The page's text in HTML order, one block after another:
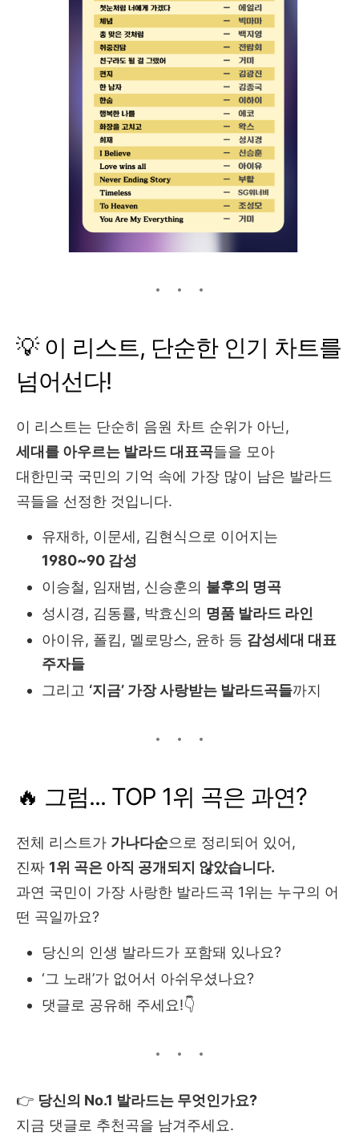
💡 이 리스트, 단순한 인기 차트를
넘어선다!
이 리스트는 단순히 음원 차트 순위가 아닌,
세대를 아우르는 발라드 대표곡들을 모아
대한민국 국민의 기억 속에 가장 많이 남은 발라드
곡들을 선정한 것입니다.
유재하, 이문세, 김현식으로 이어지는
1980~90 감성
이승철, 임재범, 신승훈의 불후의 명곡
성시경, 김동률, 박효신의 명품 발라드 라인
아이유, 폴킴, 멜로망스, 윤하 등 감성세대 대표
주자들
그리고 ‘지금’ 가장 사랑받는 발라드곡들까지
🔥 그럼... TOP 1위 곡은 과연?
전체 리스트가 가나다순으로 정리되어 있어,
진짜 1위 곡은 아직 공개되지 않았습니다.
과연 국민이 가장 사랑한 발라드곡 1위는 누구의 어
떤 곡일까요?
당신의 인생 발라드가 포함돼 있나요?
‘그 노래’가 없어서 아쉬우셨나요?
댓글로 공유해 주세요!👇
👉 당신의 No.1 발라드는 무엇인가요?
지금 댓글로 추천곡을 남겨주세요.